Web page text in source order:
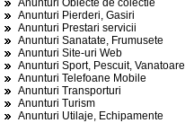
Anunturi Obiecte de colectie
Anunturi Pierderi, Gasiri
Anunturi Prestari servicii
Anunturi Sanatate, Frumusete
Anunturi Site-uri Web
Anunturi Sport, Pescuit, Vanatoare
Anunturi Telefoane Mobile
Anunturi Transporturi
Anunturi Turism
Anunturi Utilaje, Echipamente